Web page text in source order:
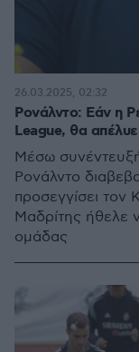
Ρονάλντο: Εάν η
League, θα
Μέσω
Ρονάλντο
προσεγγίσει
Μαδρίτης ήθελε
ομάδας
26.03.2025, 02:32